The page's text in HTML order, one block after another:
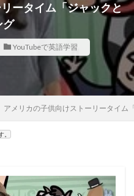
ータイム「ジャックと
グ
YouTubeで英語学習
アメリカの子供向けストーリータイム